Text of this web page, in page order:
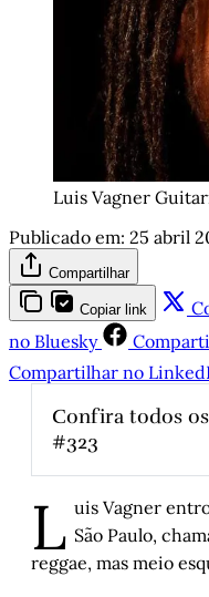
Luis Vagner
Publicado em: 25 abril
Compartilhar
Copiar link
no Bluesky
Compartilhar no
Confira todos
#323
A demora do
Augusto Darde
O rock
Faria
L uis Vagner
São Paulo,
reggae, mas meio